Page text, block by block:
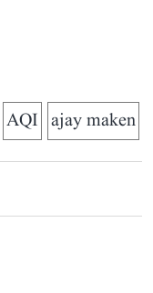
ajay maken
AQI